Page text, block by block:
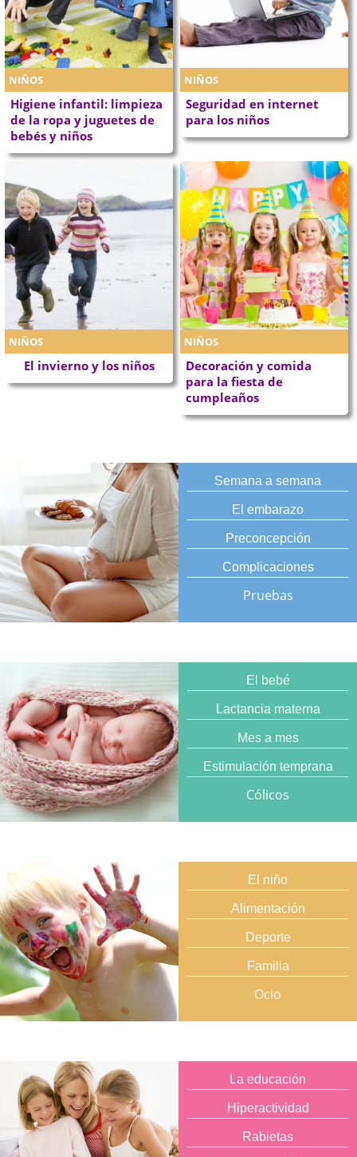
NIÑOS
Higiene infantil: limpieza
de la ropa y juguetes de
bebés y niños
NIÑOS
Seguridad en internet
para los niños
NIÑOS
El invierno y los niños
NIÑOS
Decoración y comida
para la fiesta de
cumpleaños
Semana a semana
El embarazo
Preconcepción
Complicaciones
Pruebas
El bebé
Lactancia materna
Mes a mes
Estimulación temprana
Cólicos
El niño
Alimentación
Deporte
Familia
Ocio
La educación
Hiperactividad
Rabietas